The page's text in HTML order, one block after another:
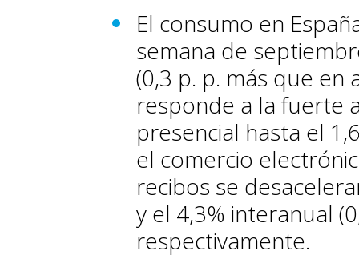
El consumo en
semana de
(0,3 p. p. más que en
responde a la fuerte
presencial hasta el
el comercio
recibos se
y el 4,3% interanual
respectivamente.